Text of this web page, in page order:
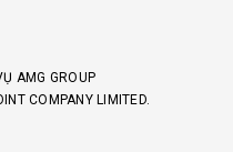
AMG GROUP
COMPANY LIMITED.